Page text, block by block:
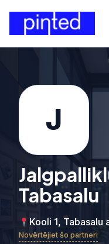
J
Tabasalu
Kooli 1, Tabasalu
Novērtējiet šo partneri